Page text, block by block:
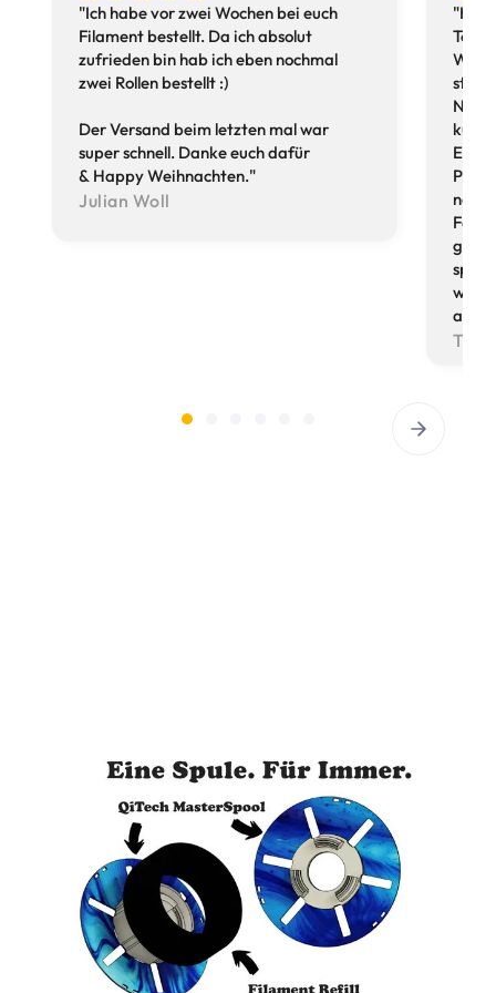
"Ich habe vor zwei Wochen bei euch
Filament bestellt. Da ich absolut
zufrieden bin hab ich eben nochmal
zwei Rollen bestellt :)
Der Versand beim letzten mal war
super schnell. Danke euch dafür
& Happy Weihnachten."
Julian Woll
Welt
steht
Ein
Tes